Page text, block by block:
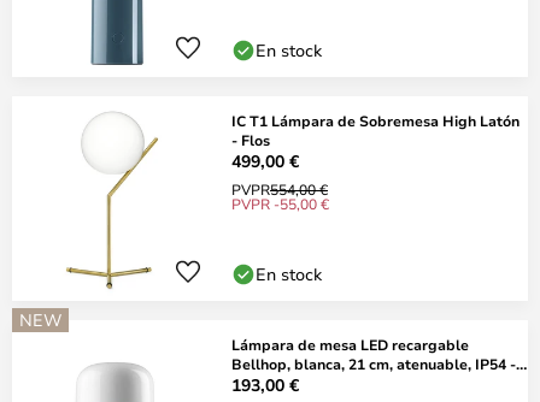
En stock
IC T1 Lámpara de Sobremesa High Latón
- Flos
499,00 €
PVPR554,00 €
PVPR -55,00 €
En stock
NEW
Lámpara de mesa LED recargable
Bellhop, blanca, 21 cm, atenuable, IP54 -
FLOS
193,00 €